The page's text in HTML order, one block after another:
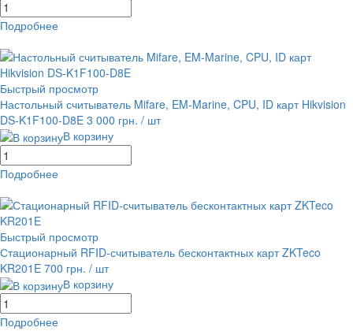
Подробнее
Быстрый просмотр
Настольный считыватель Mifare, EM-Marine, CPU, ID карт Hikvision
DS-K1F100-D8E 3 000 грн. / шт
В корзину
Подробнее
Быстрый просмотр
Стационарный RFID-считыватель бесконтактных карт ZKTeco
KR201E 700 грн. / шт
В корзину
Подробнее